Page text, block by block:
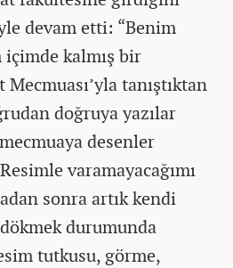
devam etti: “Benim
kalmış bir
tanıştıktan
doğruya yazılar
desenler
varamayacağımı
sonra artık kendi
durumunda
tutkusu, görme,